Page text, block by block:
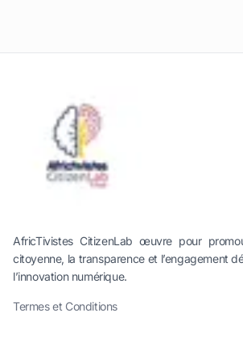
AfricTivistes CitizenLab œuvre pour
citoyenne, la transparence et l’engagement
l’innovation numérique.
Termes et Conditions